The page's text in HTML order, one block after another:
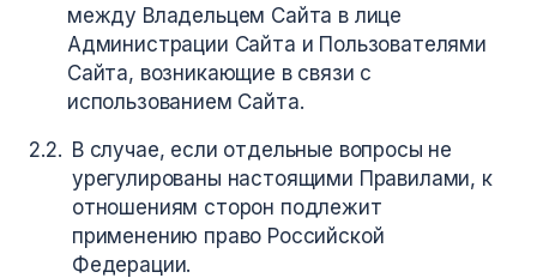
между Владельцем Сайта в лице
Администрации Сайта и Пользователями
Сайта, возникающие в связи с
использованием Сайта.
В случае, если отдельные вопросы не
урегулированы настоящими Правилами, к
отношениям сторон подлежит
применению право Российской
Федерации.